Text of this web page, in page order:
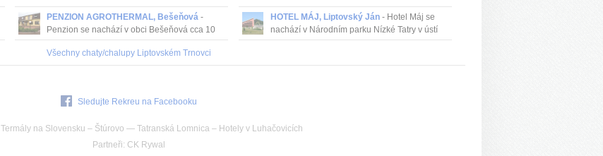
PENZION AGROTHERMAL, Bešeňová -
Penzion se nachází v obci Bešeňová cca 10
minut chůze od areálu termálního koupaliště.
HOTEL MÁJ, Liptovský Ján- Hotel Máj se
nachází v Národním parku Nízké Tatry v ústí
Jánské doliny. V blízkosti je lyžařské
Všechny chaty/chalupy Liptovském Trnovci
Sledujte Rekreu na Facebooku
Termály na Slovensku – Štúrovo — Tatranská Lomnica – Hotely v Luhačovicích
Partneři: CK Rywal